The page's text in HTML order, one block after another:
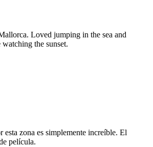
Loved jumping in the sea and
the sunset.
esta zona es simplemente increíble. El
película.